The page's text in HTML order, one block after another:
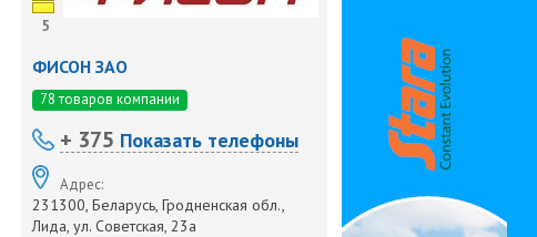
5
ФИСОН ЗАО
78 товаров компании
+ 375 Показать телефоны
Адрес:
231300, Беларусь, Гродненская обл.,
Лида, ул. Советская, 23а